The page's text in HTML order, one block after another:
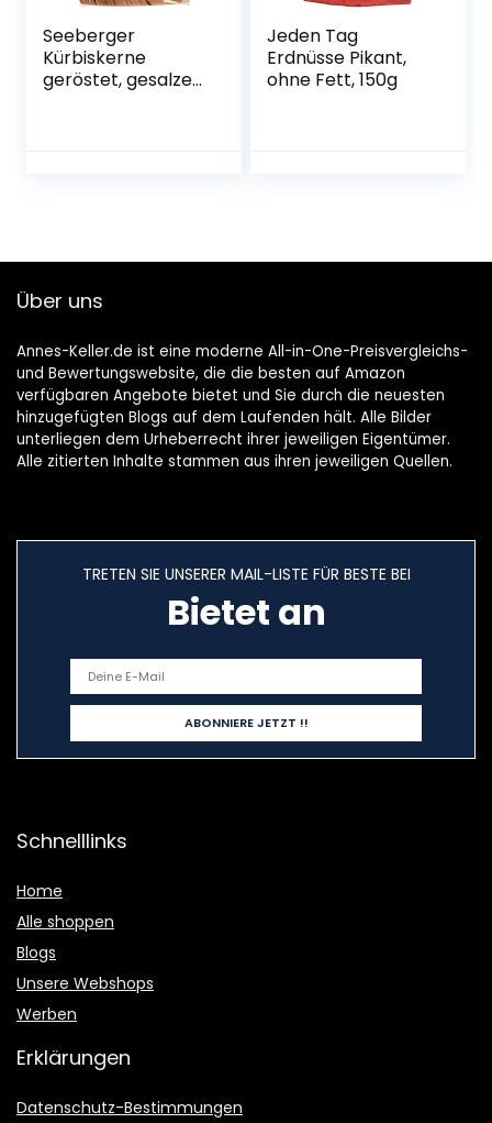
Seeberger
Kürbiskerne
geröstet, gesalzen,
Jeden Tag
Erdnüsse Pikant,
ohne Fett, 150g
Über uns
Annes-Keller.de ist eine moderne All-in-One-Preisvergleichs-
und Bewertungswebsite, die die besten auf Amazon
verfügbaren Angebote bietet und Sie durch die neuesten
hinzugefügten Blogs auf dem Laufenden hält. Alle Bilder
unterliegen dem Urheberrecht ihrer jeweiligen Eigentümer.
Alle zitierten Inhalte stammen aus ihren jeweiligen Quellen.
TRETEN SIE UNSERER MAIL-LISTE FÜR BESTE BEI
Bietet an
Schnelllinks
Home
Alle shoppen
Blogs
Unsere Webshops
Werben
Erklärungen
Datenschutz-Bestimmungen